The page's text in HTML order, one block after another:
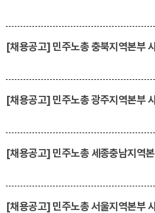
[채용공고] 민주노총 충북지역본부
[채용공고] 민주노총 광주지역본부
[채용공고] 민주노총 세종충남지역
[채용공고] 민주노총 서울지역본부